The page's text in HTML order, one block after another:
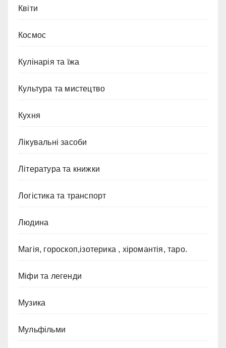
Квіти
Космос
Кулінарія та їжа
Культура та мистецтво
Кухня
Лікувальні засоби
Література та книжки
Логістика та транспорт
Людина
Магія, гороскоп,ізотерика , хіромантія, таро.
Міфи та легенди
Музика
Мульфільми